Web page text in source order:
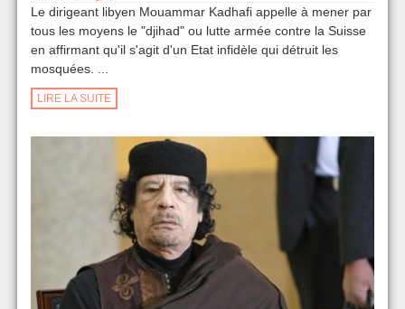
Le dirigeant libyen Mouammar Kadhafi appelle à mener par
tous les moyens le "djihad" ou lutte armée contre la Suisse
en affirmant qu'il s'agit d'un Etat infidèle qui détruit les
mosquées. ...
LIRE LA SUITE